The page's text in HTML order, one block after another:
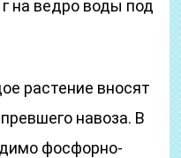
на ведро воды под
растение вносят
навоза. В
фосфорно-